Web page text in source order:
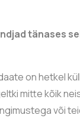
tänases
on hetkel
mitte kõik
või